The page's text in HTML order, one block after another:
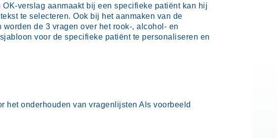
verslag aanmaakt bij een specifieke patiënt kan hij
te selecteren. Ook bij het aanmaken van de
de 3 vragen over het rook-, alcohol- en
voor de specifieke patiënt te personaliseren en
het onderhouden van vragenlijsten Als voorbeeld